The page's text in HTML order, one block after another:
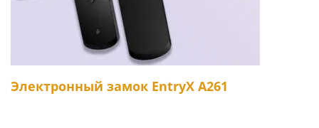
Электронный замок EntryX A261